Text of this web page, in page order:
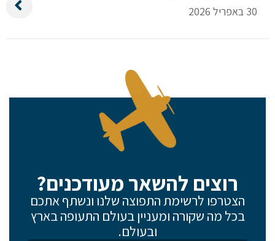
30 באפריל 2026
רוצים להשאר מעודכנים?
הצטרפו לרשימת התפוצה שלנו ונשתף אתכם
בכל מה שקורה ומעניין בעולם התעופה בארץ
ובעולם.